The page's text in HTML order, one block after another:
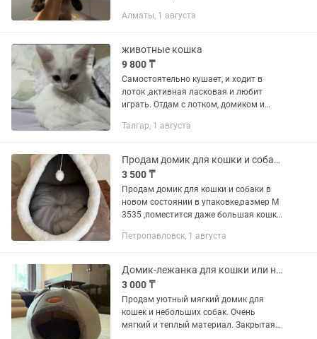
ослаблен, но он очень сильный и
Алматы, 1 августа
животные кошка
9 800 ₸
Самостоятельно кушает, и ходит в
лоток ,активная ласковая и любит
играть. Отдам с лотком, домиком и
Талгар, 1 августа
Продам домик для кошки и собаки
3 500 ₸
Продам домик для кошки и собаки в
новом состоянии в упаковке,размер М
3535 ,поместится даже большая кошка
Петропавловск, 1 августа
Домик-лежанка для кошки или небольшой собаки
3 000 ₸
Продам уютный мягкий домик для
кошек и небольших собак. Очень
мягкий и теплый материал. Закрытая